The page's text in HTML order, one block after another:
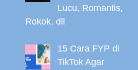
Lucu, Romantis,
Rokok, dll
15 Cara FYP di
TikTok Agar